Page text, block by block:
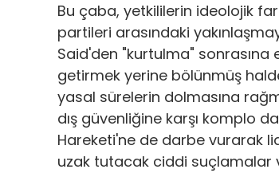
Bu çaba, yetkililerin ideolojik
partileri arasındaki
Said'den "kurtulma"
getirmek yerine bölünmüş
yasal sürelerin dolmasına
dış güvenliğine karşı komplo
Hareketi'ne de darbe vurarak
uzak tutacak ciddi suçlamalar